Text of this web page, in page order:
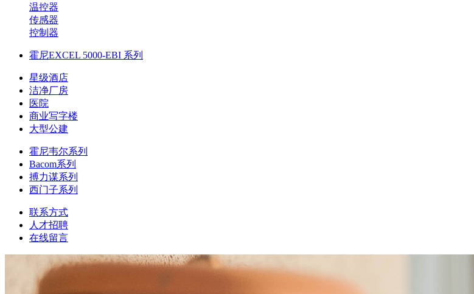
温控器
传感器
控制器
霍尼EXCEL 5000-EBI 系列
星级酒店
洁净厂房
医院
商业写字楼
大型公建
霍尼韦尔系列
Bacom系列
搏力谋系列
西门子系列
联系方式
人才招聘
在线留言